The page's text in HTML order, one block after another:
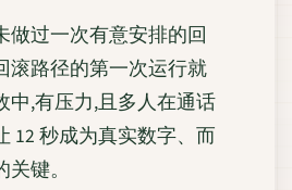
做过一次有意安排的回
滚路径的第一次运行就
中,有压力,且多人在通话
12 秒成为真实数字、而
键。